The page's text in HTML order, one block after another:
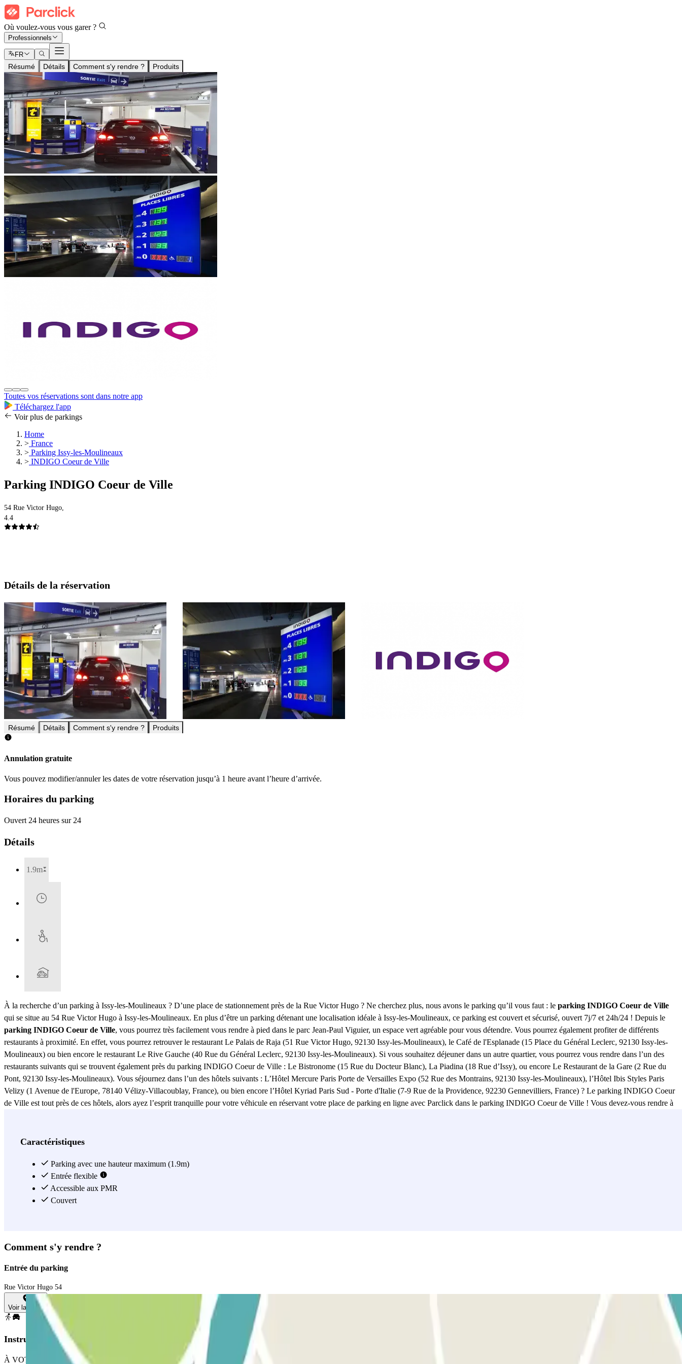
Où voulez-vous vous garer ?
Professionnels
FR
Résumé Détails Comment s'y rendre ? Produits
Toutes vos réservations sont dans notre app
Téléchargez l'app
Voir plus de parkings
Home
> France
> Parking Issy-les-Moulineaux
> INDIGO Coeur de Ville
Parking INDIGO Coeur de Ville
54 Rue Victor Hugo,
4.4
Détails de la réservation
Résumé Détails Comment s'y rendre ? Produits
Annulation gratuite
Vous pouvez modifier/annuler les dates de votre réservation jusqu’à 1 heure avant l’heure d’arrivée.
Horaires du parking
Ouvert 24 heures sur 24
Détails
1.9m
À la recherche d’un parking à Issy-les-Moulineaux ? D’une place de stationnement près de la Rue Victor Hugo ? Ne cherchez plus, nous avons le parking qu’il vous faut : le parking INDIGO Coeur de Ville
qui se situe au 54 Rue Victor Hugo à Issy-les-Moulineaux. En plus d’être un parking détenant une localisation idéale à Issy-les-Moulineaux, ce parking est couvert et sécurisé, ouvert 7j/7 et 24h/24 ! Depuis le
parking INDIGO Coeur de Ville, vous pourrez très facilement vous rendre à pied dans le parc Jean-Paul Viguier, un espace vert agréable pour vous détendre. Vous pourrez également profiter de différents
restaurants à proximité. En effet, vous pourrez retrouver le restaurant Le Palais de Raja (51 Rue Victor Hugo, 92130 Issy-les-Moulineaux), le Café de l'Esplanade (15 Place du Général Leclerc, 92130 Issy-les-
Moulineaux) ou bien encore le restaurant Le Rive Gauche (40 Rue du Général Leclerc, 92130 Issy-les-Moulineaux). Si vous souhaitez déjeuner dans un autre quartier, vous pourrez vous rendre dans l’un des
restaurants suivants qui se trouvent également près du parking INDIGO Coeur de Ville : Le Bistronome (15 Rue du Docteur Blanc), La Piadina (18 Rue d’Issy), ou encore Le Restaurant de la Gare (2 Rue du
Pont, 92130 Issy-les-Moulineaux). Vous séjournez dans l’un des hôtels suivants : L’Hôtel Mercure Paris Porte de Versailles Expo (52 Rue des Montrains, 92130 Issy-les-Moulineaux), l’Hôtel Ibis Styles Paris
Velizy (1 Avenue de l'Europe, 78140 Vélizy-Villacoublay, France), ou bien encore l’Hôtel Kyriad Paris Sud - Porte d'Italie (7-9 Rue de la Providence, 92230 Gennevilliers, France) ? Le parking INDIGO Coeur
de Ville est tout près de ces hôtels, alors ayez l’esprit tranquille pour votre véhicule en réservant votre place de parking en ligne avec Parclick dans le parking INDIGO Coeur de Ville ! Vous devez-vous rendre à
dans le parking INDIGO Coeur de Ville avec Parclick ! :)
Caractéristiques
Parking avec une hauteur maximum (1.9m)
Entrée flexible
Accessible aux PMR
Couvert
Comment s'y rendre ?
Entrée du parking
Rue Victor Hugo 54
Voir la carte
Instructions
À VOTRE ARRIVÉE: